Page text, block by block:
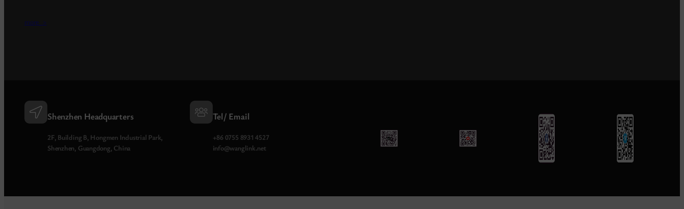
more_>
Shenzhen Headquarters
2F, Building B, Hongmen Industrial Park,
Shenzhen, Guangdong, China
Tel/ Email
+86 0755 8931 4527
info@wanglink.net